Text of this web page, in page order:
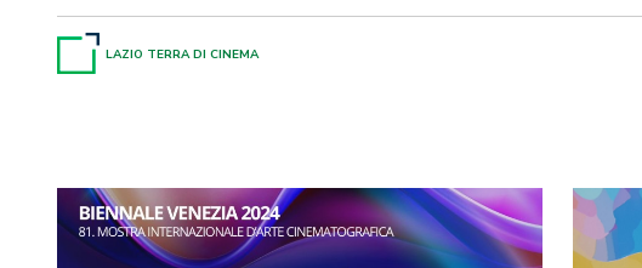
LAZIO TERRA DI CINEMA